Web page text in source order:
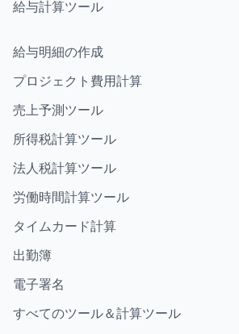
給与計算ツール
給与明細の作成
プロジェクト費用計算
売上予測ツール
所得税計算ツール
法人税計算ツール
労働時間計算ツール
タイムカード計算
出勤簿
電子署名
すべてのツール＆計算ツール